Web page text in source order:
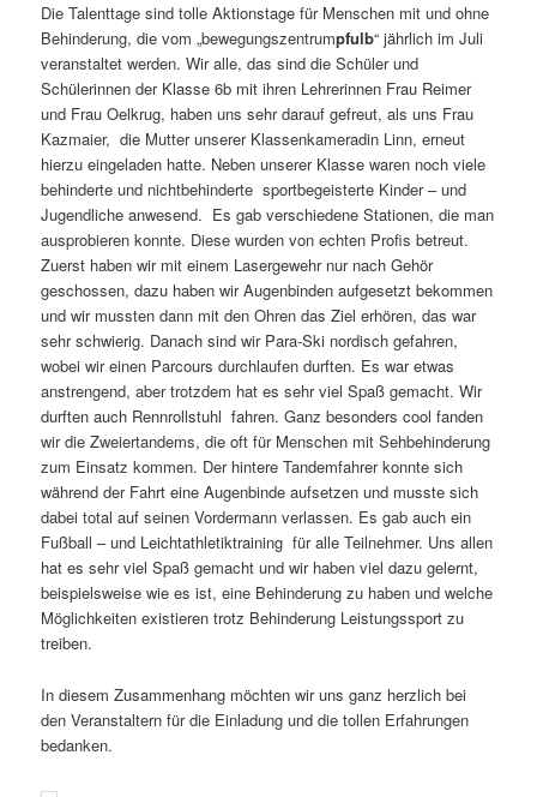
Die Talenttage sind tolle Aktionstage für Menschen mit und ohne
Behinderung, die vom „bewegungszentrumpfulb“ jährlich im Juli
veranstaltet werden. Wir alle, das sind die Schüler und
Schülerinnen der Klasse 6b mit ihren Lehrerinnen Frau Reimer
und Frau Oelkrug, haben uns sehr darauf gefreut, als uns Frau
Kazmaier, die Mutter unserer Klassenkameradin Linn, erneut
hierzu eingeladen hatte. Neben unserer Klasse waren noch viele
behinderte und nichtbehinderte sportbegeisterte Kinder – und
Jugendliche anwesend. Es gab verschiedene Stationen, die man
ausprobieren konnte. Diese wurden von echten Profis betreut.
Zuerst haben wir mit einem Lasergewehr nur nach Gehör
geschossen, dazu haben wir Augenbinden aufgesetzt bekommen
und wir mussten dann mit den Ohren das Ziel erhören, das war
sehr schwierig. Danach sind wir Para-Ski nordisch gefahren,
wobei wir einen Parcours durchlaufen durften. Es war etwas
anstrengend, aber trotzdem hat es sehr viel Spaß gemacht. Wir
durften auch Rennrollstuhl fahren. Ganz besonders cool fanden
wir die Zweiertandems, die oft für Menschen mit Sehbehinderung
zum Einsatz kommen. Der hintere Tandemfahrer konnte sich
während der Fahrt eine Augenbinde aufsetzen und musste sich
dabei total auf seinen Vordermann verlassen. Es gab auch ein
Fußball – und Leichtathletiktraining für alle Teilnehmer. Uns allen
hat es sehr viel Spaß gemacht und wir haben viel dazu gelernt,
beispielsweise wie es ist, eine Behinderung zu haben und welche
Möglichkeiten existieren trotz Behinderung Leistungssport zu
treiben.
In diesem Zusammenhang möchten wir uns ganz herzlich bei
den Veranstaltern für die Einladung und die tollen Erfahrungen
bedanken.